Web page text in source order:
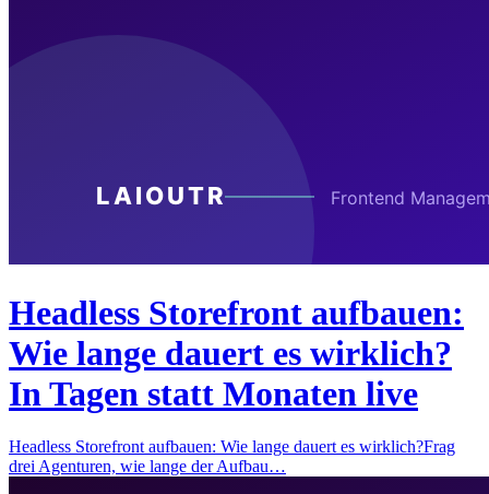
Headless Storefront aufbauen:
Wie lange dauert es wirklich?
In Tagen statt Monaten live
Headless Storefront aufbauen: Wie lange dauert es wirklich?Frag
drei Agenturen, wie lange der Aufbau…